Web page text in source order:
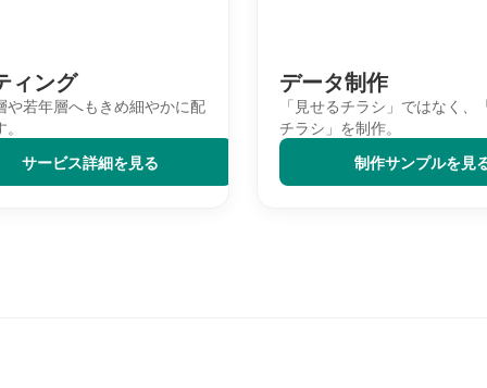
ィング
や若年層へもきめ細やかに配
サービス詳細を見る
データ制作
「見せるチラシ」ではなく、
チラシ」を制作。
制作サンプルを見